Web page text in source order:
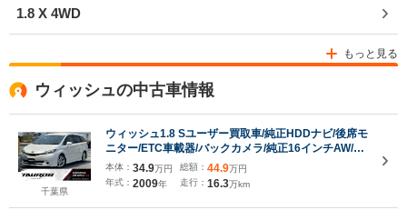
1.8 X 4WD
もっと見る
ウィッシュの中古車情報
千葉県
ウィッシュ1.8 Sユーザー買取車/純正HDDナビ/後席モ
ニター/ETC車載器/バックカメラ/純正16インチAW/電
動格納ミラー/フルフラット/3列シート/プッシュスタ
ート/スマートキー/スペアキー/横滑り防止装置
本体： 34.9万円
年式： 2009年
総額： 44.9万円
走行： 16.3万km